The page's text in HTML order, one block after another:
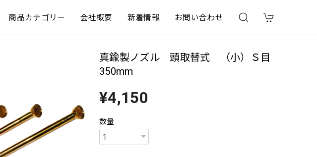
商品カテゴリー 会社概要 新着情報 お問い合わせ
真鍮製ノズル 頭取替式 （小）Ｓ目
350mm
¥4,150
数量